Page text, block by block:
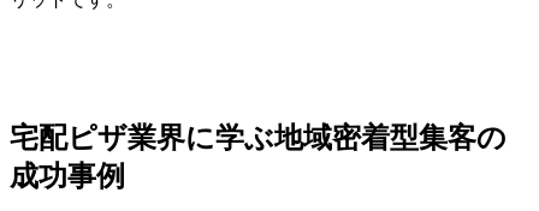
宅配ピザ業界に学ぶ地域密着型集客の
成功事例